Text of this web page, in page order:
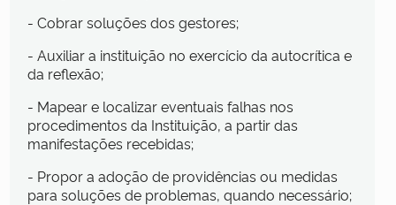
- Cobrar soluções dos gestores;
- Auxiliar a instituição no exercício da autocrítica e
da reflexão;
- Mapear e localizar eventuais falhas nos
procedimentos da Instituição, a partir das
manifestações recebidas;
- Propor a adoção de providências ou medidas
para soluções de problemas, quando necessário;